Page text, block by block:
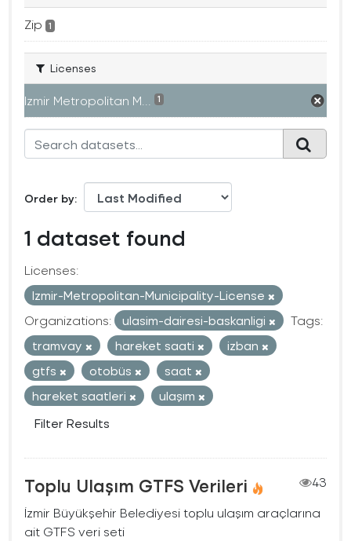
Zip 1
Licenses
Izmir Metropolitan M... 1
Order by
1 dataset found
Licenses:
Izmir-Metropolitan-Municipality-License
Organizations:
ulasim-dairesi-baskanligi
Tags:
tramvay
hareket saati
izban
gtfs
otobüs
saat
hareket saatleri
ulaşım
Filter Results
Toplu Ulaşım GTFS Verileri
43
İzmir Büyükşehir Belediyesi toplu ulaşım araçlarına
ait GTFS veri seti